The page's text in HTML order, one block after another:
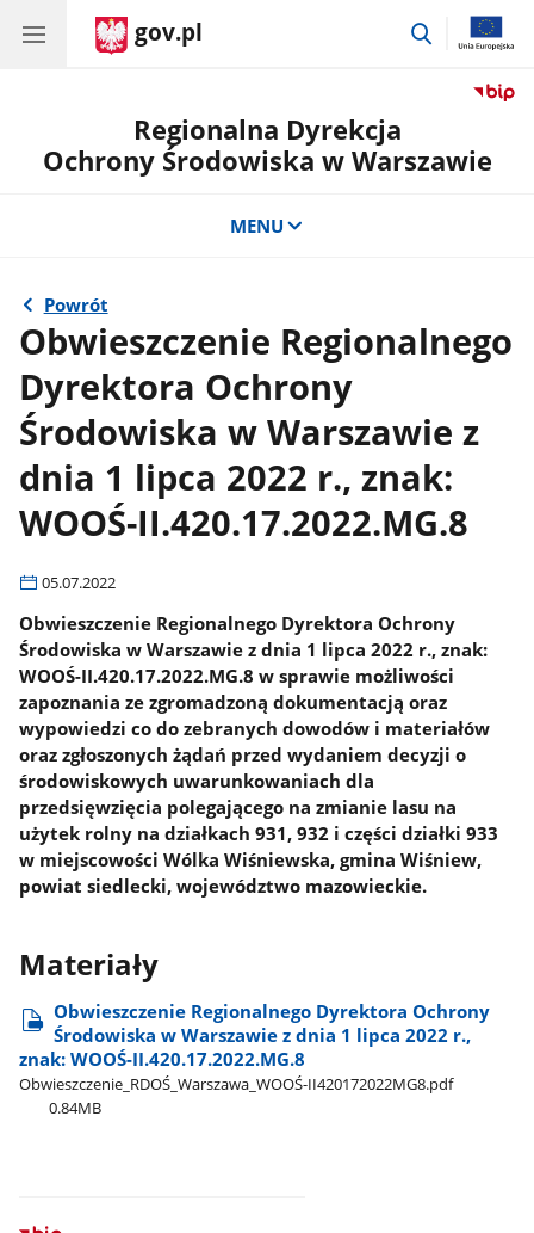
gov.pl
przejdź
Regionalna Dyrekcja
Ochrony Środowiska w Warszawie
MENU
Powrót
Obwieszczenie Regionalnego
Dyrektora Ochrony
Środowiska w Warszawie z
dnia 1 lipca 2022 r., znak:
WOOŚ-II.420.17.2022.MG.8
05.07.2022
Obwieszczenie Regionalnego Dyrektora Ochrony
Środowiska w Warszawie z dnia 1 lipca 2022 r., znak:
WOOŚ-II.420.17.2022.MG.8 w sprawie możliwości
zapoznania ze zgromadzoną dokumentacją oraz
wypowiedzi co do zebranych dowodów i materiałów
oraz zgłoszonych żądań przed wydaniem decyzji o
środowiskowych uwarunkowaniach dla
przedsięwzięcia polegającego na zmianie lasu na
użytek rolny na działkach 931, 932 i części działki 933
w miejscowości Wólka Wiśniewska, gmina Wiśniew,
powiat siedlecki, województwo mazowieckie.
Materiały
Obwieszczenie Regionalnego Dyrektora Ochrony
Środowiska w Warszawie z dnia 1 lipca 2022 r.,
znak: WOOŚ-II.420.17.2022.MG.8
Obwieszczenie​_RDOŚ​_Warszawa​_WOOŚ-II420172022MG8.pdf
0.84MB